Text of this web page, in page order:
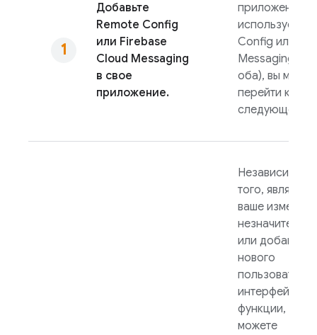
Добавьте
Remote Config
или Firebase
Cloud Messaging
в свое
приложение.
приложение
использует
Config или
Messaging
оба), вы
перейти к
следующему
Независимо от
того, является
ваше
или
нового
интерфейса
функции, если
можете